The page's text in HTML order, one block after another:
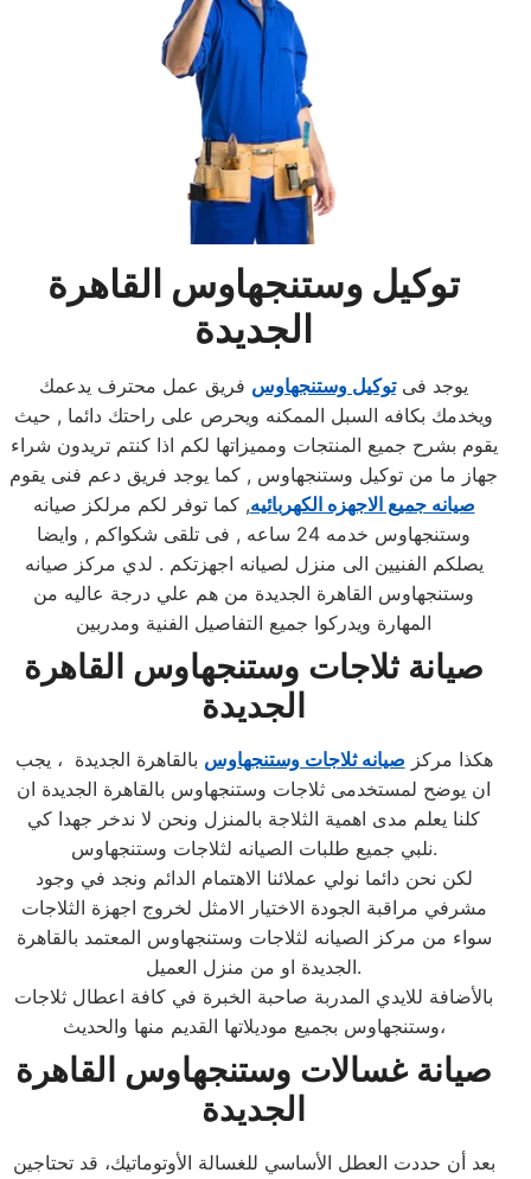
توكيل وستنجهاوس القاهرة
الجديدة
يوجد فىتوكيل وستنجهاوس فريق عمل محترف يدعمك
ويخدمك بكافه السبل الممكنه ويحرص على راحتك دائما , حيث
يقوم بشرح جميع المنتجات ومميزاتها لكم اذا كنتم تريدون شراء
جهاز ما من توكيل وستنجهاوس , كما يوجد فريق دعم فنى يقوم
صيانه جميع الاجهزه الكهربائيه, كما توفر لكم مرلكز صيانه
وستنجهاوس خدمه 24 ساعه , فى تلقى شكواكم , وايضا
يصلكم الفنيين الى منزل لصيانه اجهزتكم . لدي مركز صيانه
وستنجهاوس القاهرة الجديدة من هم علي درجة عاليه من
المهارة ويدركوا جميع التفاصيل الفنية ومدربين
صيانة ثلاجات وستنجهاوس القاهرة
الجديدة
هكذا مركز صيانه ثلاجات وستنجهاوس بالقاهرة الجديدة ، يجب
ان يوضح لمستخدمى ثلاجات وستنجهاوس بالقاهرة الجديدة ان
كلنا يعلم مدى اهمية الثلاجة بالمنزل ونحن لا ندخر جهدا كي
نلبي جميع طلبات الصيانه لثلاجات وستنجهاوس.
لكن نحن دائما نولي عملائنا الاهتمام الدائم ونجد في وجود
مشرفي مراقبة الجودة الاختيار الامثل لخروج اجهزة الثلاجات
سواء من مركز الصيانه لثلاجات وستنجهاوس المعتمد بالقاهرة
الجديدة او من منزل العميل.
بالأضافة للايدي المدربة صاحبة الخبرة في كافة اعطال ثلاجات
وستنجهاوس بجميع موديلاتها القديم منها والحديث،
صيانة غسالات وستنجهاوس القاهرة
الجديدة
بعد أن حددت العطل الأساسي للغسالة الأوتوماتيك، قد تحتاجين